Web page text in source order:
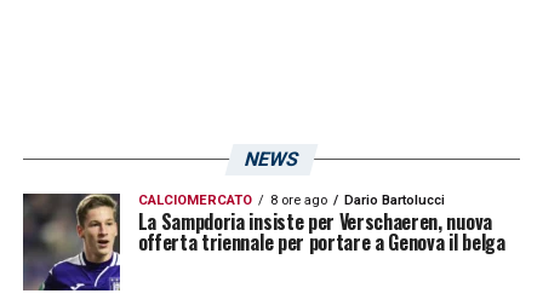
NEWS
CALCIOMERCATO 8 ore ago Dario Bartolucci
La Sampdoria insiste per Verschaeren, nuova
offerta triennale per portare a Genova il belga